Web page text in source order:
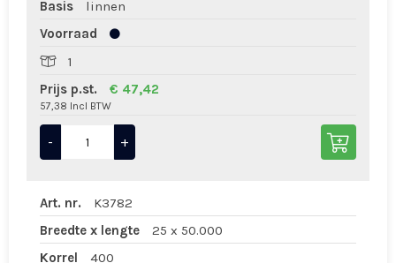
Basis
linnen
Voorraad
1
Prijs p.st.
€ 47,42
57,38 Incl BTW
- +
Art. nr.
K3782
Breedte x lengte
25 x 50.000
Korrel
400